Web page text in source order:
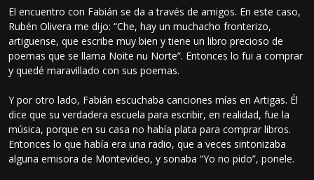
El encuentro con Fabián se da a través de amigos. En este caso,
Rubén Olivera me dijo: “Che, hay un muchacho fronterizo,
artiguense, que escribe muy bien y tiene un libro precioso de
poemas que se llama Noite nu Norte”. Entonces lo fui a comprar
y quedé maravillado con sus poemas.
Y por otro lado, Fabián escuchaba canciones mías en Artigas. Él
dice que su verdadera escuela para escribir, en realidad, fue la
música, porque en su casa no había plata para comprar libros.
Entonces lo que había era una radio, que a veces sintonizaba
alguna emisora de Montevideo, y sonaba “Yo no pido”, ponele.